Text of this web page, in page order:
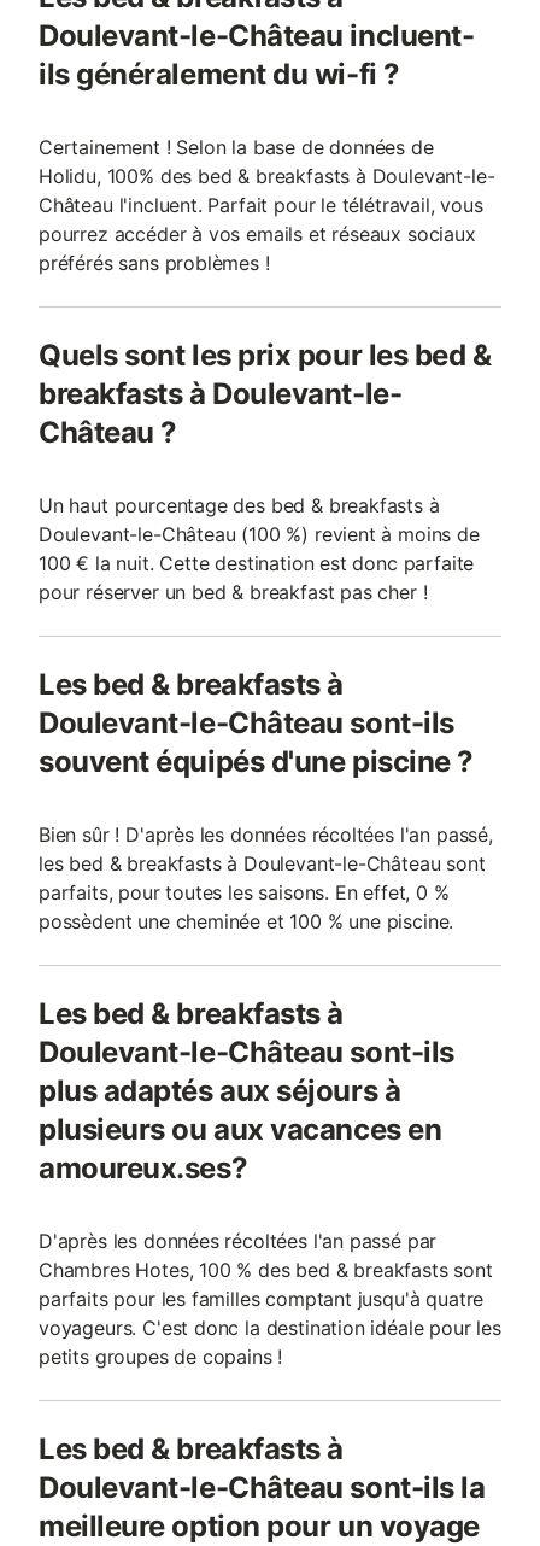
Doulevant-le-Château incluent-
ils généralement du wi-fi ?
Certainement ! Selon la base de données de
Holidu, 100% des bed & breakfasts à Doulevant-le-
Château l'incluent. Parfait pour le télétravail, vous
pourrez accéder à vos emails et réseaux sociaux
préférés sans problèmes !
Quels sont les prix pour les bed &
breakfasts à Doulevant-le-
Château ?
Un haut pourcentage des bed & breakfasts à
Doulevant-le-Château (100 %) revient à moins de
100 € la nuit. Cette destination est donc parfaite
pour réserver un bed & breakfast pas cher !
Les bed & breakfasts à
Doulevant-le-Château sont-ils
souvent équipés d'une piscine ?
Bien sûr ! D'après les données récoltées l'an passé,
les bed & breakfasts à Doulevant-le-Château sont
parfaits, pour toutes les saisons. En effet, 0 %
possèdent une cheminée et 100 % une piscine.
Les bed & breakfasts à
Doulevant-le-Château sont-ils
plus adaptés aux séjours à
plusieurs ou aux vacances en
amoureux.ses?
D'après les données récoltées l'an passé par
Chambres Hotes, 100 % des bed & breakfasts sont
parfaits pour les familles comptant jusqu'à quatre
voyageurs. C'est donc la destination idéale pour les
petits groupes de copains !
Les bed & breakfasts à
Doulevant-le-Château sont-ils la
meilleure option pour un voyage